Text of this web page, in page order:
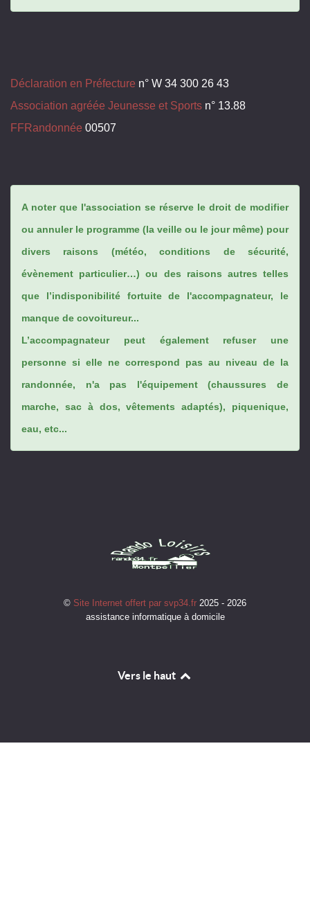
Déclaration en Préfecture n° W 34 300 26 43
Association agréée Jeunesse et Sports n° 13.88
FFRandonnée 00507
A noter que l'association se réserve le droit de modifier
ou annuler le programme (la veille ou le jour même) pour
divers raisons (météo, conditions de sécurité,
évènement particulier…) ou des raisons autres telles
que l’indisponibilité fortuite de l'accompagnateur, le
manque de covoitureur...
L’accompagnateur peut également refuser une
personne si elle ne correspond pas au niveau de la
randonnée, n'a pas l'équipement (chaussures de
marche, sac à dos, vêtements adaptés), piquenique,
eau, etc...
© Site Internet offert par svp34.fr 2025 - 2026
assistance informatique à domicile
Vers le haut